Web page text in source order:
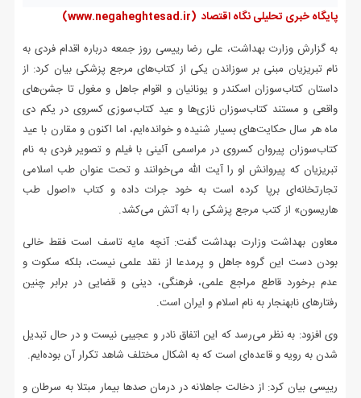
پایگاه خبری تحلیلی نگاه اقتصاد (www.negaheghtesad.ir)
به گزارش وزارت بهداشت، علی رضا رییسی روز جمعه درباره اقدام فردی به
نام تبریزیان مبنی بر سوزاندن یکی از کتاب‌های مرجع پزشکی بیان کرد: از
داستان کتاب‌سوزان اسکندر و یونانیان و اقوام جاهل و مغول تا جشن‌های
واقعی و مستند کتاب‌سوزان نازی‌ها و عید کتاب‌سوزی کسروی در یکم دی
ماه هر سال حکایت‌های بسیار شنیده و خوانده‌ایم، اما اکنون و مقارن با عید
کتاب‌سوزان پیروان کسروی در مراسمی آئینی با فیلم و تصویر فردی به نام
تبریزیان که پیروانش او را آیت الله می‌خوانند و تحت عنوان طب اسلامی
تجارتخانه‌ای برپا کرده است به خود جرات داده و کتاب «اصول طب
هاریسون» از کتب مرجع پزشکی را به آتش می‌کشد.
معاون بهداشت وزارت بهداشت گفت: آنچه مایه تاسف است فقط خالی
بودن دست این گروه جاهل و پرمدعا از نقد علمی نیست، بلکه سکوت و
عدم برخورد قاطع مراجع علمی، فرهنگی، دینی و قضایی در برابر چنین
رفتارهای نابهنجار به نام اسلام و ایران است.
وی افزود: به نظر می‌رسد که این اتفاق نادر و عجیبی نیست و در حال تبدیل
شدن به رویه و قاعده‌ای است که به اشکال مختلف شاهد تکرار آن بوده‌ایم.
رییسی بیان کرد: از دخالت جاهلانه در درمان صدها بیمار مبتلا به سرطان و